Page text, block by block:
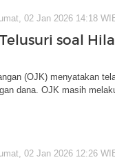
02 Jan 2026 14:18
soal
(OJK) menyatakan
dana. OJK masih
02 Jan 2026 12:26